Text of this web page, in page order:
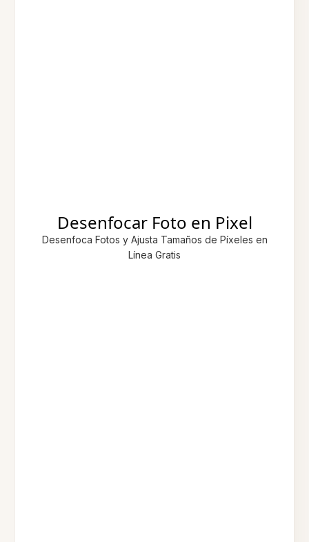
Desenfocar Foto en Pixel
Desenfoca Fotos y Ajusta Tamaños de Píxeles en
Línea Gratis